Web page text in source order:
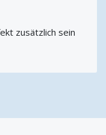
zusätzlich sein